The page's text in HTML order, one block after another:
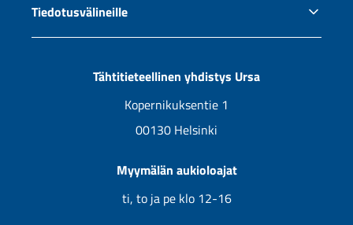
Tähtitieteellinen yhdistys Ursa
Kopernikuksentie 1
00130 Helsinki
Myymälän aukioloajat
ti, to ja pe klo 12-16
Ursan jäsenyys
Jälleenmyyjät
Tiedotusvälineille
Tiedotus ja yhteistyö
Uutuuskirjojen kansikuvia